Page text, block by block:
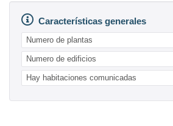
Características generales
Numero de plantas
Numero de edificios
Hay habitaciones comunicadas